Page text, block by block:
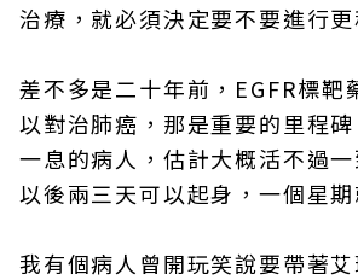
治療，就必須決定要不要進行更
差不多是二十年前，EGFR標靶
以對治肺癌，那是重要的里程
一息的病人，估計大概活不過
以後兩三天可以起身，一個星期
我有個病人曾開玩笑說要帶著艾